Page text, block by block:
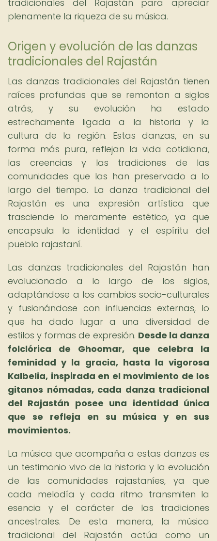
tradicionales del Rajastán para apreciar
plenamente la riqueza de su música.
Origen y evolución de las danzas
tradicionales del Rajastán
Las danzas tradicionales del Rajastán tienen
raíces profundas que se remontan a siglos
atrás, y su evolución ha estado
estrechamente ligada a la historia y la
cultura de la región. Estas danzas, en su
forma más pura, reflejan la vida cotidiana,
las creencias y las tradiciones de las
comunidades que las han preservado a lo
largo del tiempo. La danza tradicional del
Rajastán es una expresión artística que
trasciende lo meramente estético, ya que
encapsula la identidad y el espíritu del
pueblo rajastaní.
Las danzas tradicionales del Rajastán han
evolucionado a lo largo de los siglos,
adaptándose a los cambios socio-culturales
y fusionándose con influencias externas, lo
que ha dado lugar a una diversidad de
estilos y formas de expresión. Desde la danza
folclórica de Ghoomar, que celebra la
feminidad y la gracia, hasta la vigorosa
Kalbelia, inspirada en el movimiento de los
gitanos nómadas, cada danza tradicional
del Rajastán posee una identidad única
que se refleja en su música y en sus
movimientos.
La música que acompaña a estas danzas es
un testimonio vivo de la historia y la evolución
de las comunidades rajastaníes, ya que
cada melodía y cada ritmo transmiten la
esencia y el carácter de las tradiciones
ancestrales. De esta manera, la música
tradicional del Rajastán actúa como un